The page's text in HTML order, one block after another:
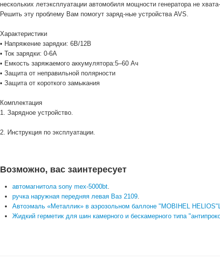
нескольких летэксплуатации автомобиля мощности генератора не
Решить эту проблему Вам помогут заряд-ные устройства AVS.
Характеристики
• Напряжение зарядки: 6В/12В
• Ток зарядки: 0-6А
• Емкость заряжаемого аккумулятора:5–60 Ач
• Защита от неправильной полярности
• Защита от короткого замыкания
Комплектация
1. Зарядное устройство.
2. Инструкция по эксплуатации.
Возможно, вас заинтересует
автомагнитола sony mex-5000bt.
ручка наружная передняя левая Ваз 2109.
Автоэмаль «Металлик» в аэрозольном баллоне "MOBIHEL
Жидкий герметик для шин камерного и бескамерного типа